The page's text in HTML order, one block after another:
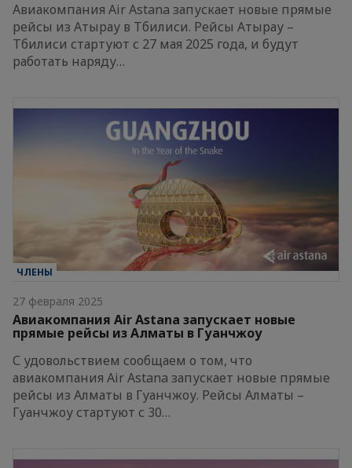
Авиакомпания Air Astana запускает новые прямые
рейсы из Атырау в Тбилиси. Рейсы Атырау –
Тбилиси стартуют с 27 мая 2025 года, и будут
работать наряду…
ЧЛЕНЫ
27 февраля 2025
Авиакомпания Air Astana запускает новые
прямые рейсы из Алматы в Гуанчжоу
С удовольствием сообщаем о том, что
авиакомпания Air Astana запускает новые прямые
рейсы из Алматы в Гуанчжоу. Рейсы Алматы –
Гуанчжоу стартуют с 30…